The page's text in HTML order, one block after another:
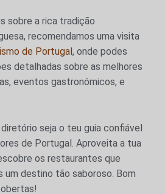
sobre a rica tradição
recomendamos uma visita
de Portugal , onde podes
detalhadas sobre as melhores
eventos gastronómicos, e
seja o teu guia confiável
de Portugal. Aproveita a tua
os restaurantes que
um destino tão saboroso. Bom